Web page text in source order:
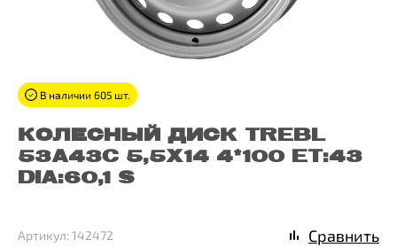
КОЛЕСНЫЙ ДИСК TREBL
53A43C 5,5X14 4*100 ET:43
DIA:60,1 S
В наличии 605 шт.
Артикул: 142472 Сравнить